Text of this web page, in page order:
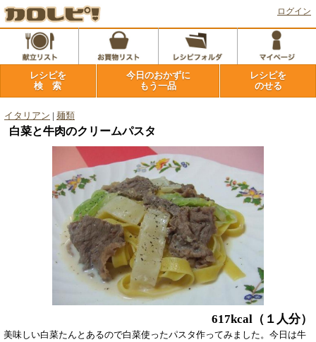
ログイン
レシピを
検 索
今日のおかずに
もう一品
レシピを
のせる
イタリアン 麺類
白菜と牛肉のクリームパスタ
617kcal （１人分）
美味しい白菜たんとあるので白菜使ったパスタ作ってみました。今日は牛